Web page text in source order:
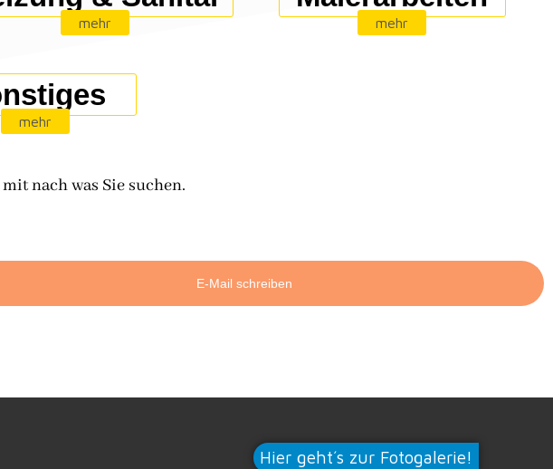
mehr mehr
mehr
nach was Sie suchen.
E-Mail schreiben
Hier geht´s zur Fotogalerie!